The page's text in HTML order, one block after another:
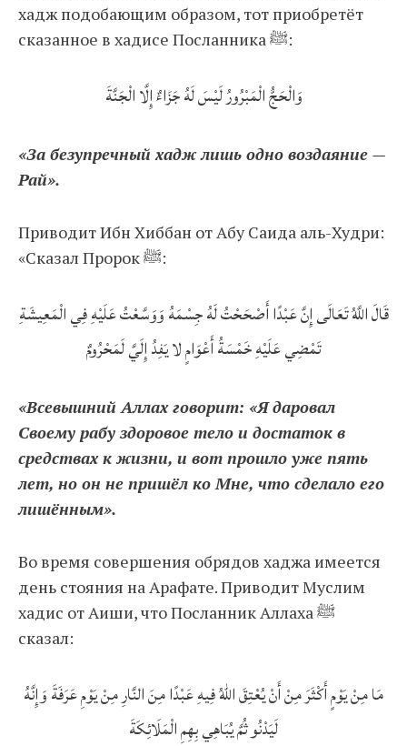
хадж подобающим образом, тот приобретёт
сказанное в хадисе Посланника ﷺ:
وَالْحَجُّ الْمَبْرُورُ لَيْسَ لَهُ جَزَاءٌ إِلَّا الْجَنَّةَ
«За безупречный хадж лишь одно воздаяние —
Рай».
Приводит Ибн Хиббан от Абу Саида аль-Худри:
«Сказал Пророк ﷺ:
قَالَ اللَّهُ تَعَالَى إِنَّ عَبْدًا أَصْحَحْتُ لَهُ جِسْمَهُ وَوَسَّعْتُ عَلَيْهِ فِي الْمَعِيشَةِ
تَمْضِي عَلَيْهِ خَمْسَةُ أَعْوَامٍ لا يَفِدُ إِلَيَّ لَمَحْرُومٌ
«Всевышний Аллах говорит: «Я даровал
Своему рабу здоровое тело и достаток в
средствах к жизни, и вот прошло уже пять
лет, но он не пришёл ко Мне, что сделало его
лишённым».
Во время совершения обрядов хаджа имеется
день стояния на Арафате. Приводит Муслим
хадис от Аиши, что Посланник Аллаха ﷺ
сказал:
مَا مِنْ يَوْمٍ أَكْثَرَ مِنْ أَنْ يُعْتِقَ اللهُ فِيهِ عَبْدًا مِنَ النَّارِ مِنْ يَوْمِ عَرَفَةَ وَإِنَّهُ
لَيَدْنُو ثُمَّ يُبَاهِي بِهِمِ الْمَلَائِكَةَ